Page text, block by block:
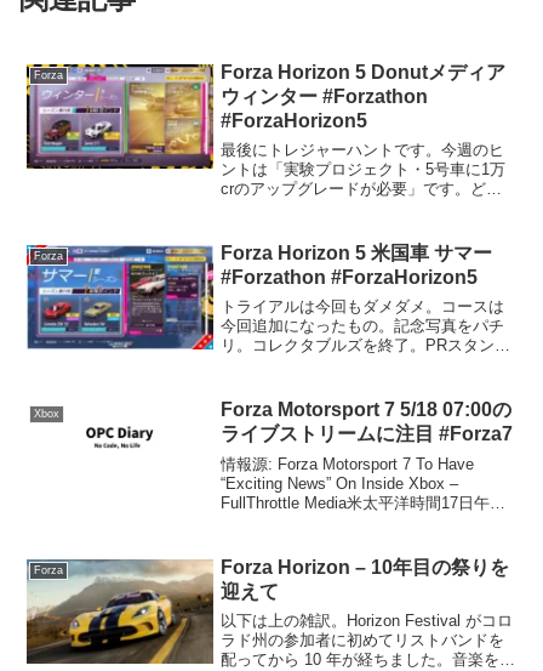
Forza
Forza Horizon 5 Donutメディア
ウィンター #Forzathon
#ForzaHorizon5
最後にトレジャーハントです。今週のヒ
ントは「実験プロジェクト・5号車に1万
crのアップグレードが必要」です。どの
に大きな赤い丸が表示され、宝箱のおお
よその位置がわかり...
Forza
Forza Horizon 5 米国車 サマー
#Forzathon #ForzaHorizon5
トライアルは今回もダメダメ。コースは
今回追加になったもの。記念写真をパチ
リ。コレクタブルズを終了。PRスタント
かあれこれ変更していたらNSXでクリア
しました。スピードゾ...
Xbox
Forza Motorsport 7 5/18 07:00の
ライブストリームに注目 #Forza7
情報源: Forza Motorsport 7 To Have
“Exciting News” On Inside Xbox –
FullThrottle Media米太平洋時間17日午後3
Forza
Forza Horizon – 10年目の祭りを
迎えて
以下は上の雑訳。Horizon Festival がコロ
ラド州の参加者に初めてリストバンドを
配ってから 10 年が経ちました。音楽を楽